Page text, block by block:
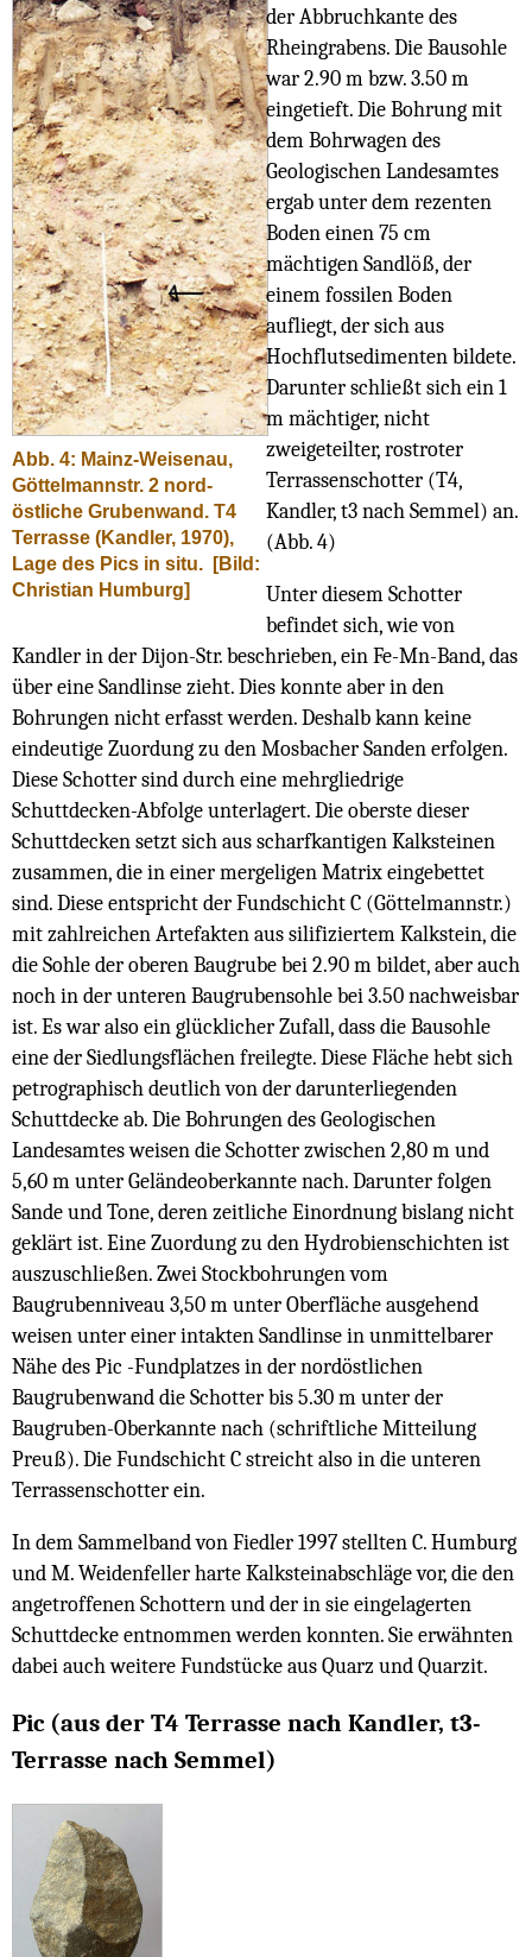
Abb. 4: Mainz-Weisenau,
Göttelmannstr. 2 nord-
östliche Grubenwand. T4
Terrasse (Kandler, 1970),
Lage des Pics in situ.
[Bild:
Christian Humburg]
der Abbruchkante des
Rheingrabens. Die Bausohle
war 2.90 m bzw. 3.50 m
eingetieft. Die Bohrung mit
dem Bohrwagen des
Geologischen Landesamtes
ergab unter dem rezenten
Boden einen 75 cm
mächtigen Sandlöß, der
einem fossilen Boden
aufliegt, der sich aus
Hochflutsedimenten bildete.
Darunter schließt sich ein 1
m mächtiger, nicht
zweigeteilter, rostroter
Terrassenschotter (T4,
Kandler, t3 nach Semmel) an.
(Abb. 4)
Unter diesem Schotter
befindet sich, wie von
Kandler in der Dijon-Str. beschrieben, ein Fe-Mn-Band, das
über eine Sandlinse zieht. Dies konnte aber in den
Bohrungen nicht erfasst werden. Deshalb kann keine
eindeutige Zuordung zu den Mosbacher Sanden erfolgen.
Diese Schotter sind durch eine mehrgliedrige
Schuttdecken-Abfolge unterlagert. Die oberste dieser
Schuttdecken setzt sich aus scharfkantigen Kalksteinen
zusammen, die in einer mergeligen Matrix eingebettet
sind. Diese entspricht der Fundschicht C (Göttelmannstr.)
mit zahlreichen Artefakten aus silifiziertem Kalkstein, die
die Sohle der oberen Baugrube bei 2.90 m bildet, aber auch
noch in der unteren Baugrubensohle bei 3.50 nachweisbar
ist. Es war also ein glücklicher Zufall, dass die Bausohle
eine der Siedlungsflächen freilegte. Diese Fläche hebt sich
petrographisch deutlich von der darunterliegenden
Schuttdecke ab. Die Bohrungen des Geologischen
Landesamtes weisen die Schotter zwischen 2,80 m und
5,60 m unter Geländeoberkannte nach. Darunter folgen
Sande und Tone, deren zeitliche Einordnung bislang nicht
geklärt ist. Eine Zuordung zu den Hydrobienschichten ist
auszuschließen. Zwei Stockbohrungen vom
Baugrubenniveau 3,50 m unter Oberfläche ausgehend
weisen unter einer intakten Sandlinse in unmittelbarer
Nähe des Pic -Fundplatzes in der nordöstlichen
Baugrubenwand die Schotter bis 5.30 m unter der
Baugruben-Oberkannte nach (schriftliche Mitteilung
Preuß). Die Fundschicht C streicht also in die unteren
Terrassenschotter ein.
In dem Sammelband von Fiedler 1997 stellten C. Humburg
und M. Weidenfeller harte Kalksteinabschläge vor, die den
angetroffenen Schottern und der in sie eingelagerten
Schuttdecke entnommen werden konnten. Sie erwähnten
dabei auch weitere Fundstücke aus Quarz und Quarzit.
Pic (aus der T4 Terrasse nach Kandler, t3-
Terrasse nach Semmel)